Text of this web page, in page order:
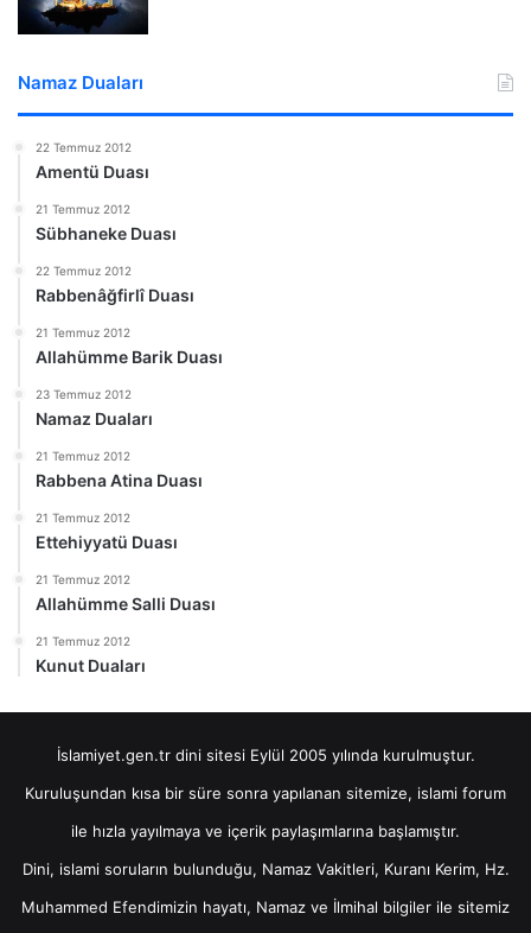
Namaz Duaları
22 Temmuz 2012
Amentü Duası
21 Temmuz 2012
Sübhaneke Duası
22 Temmuz 2012
Rabbenâğfirlî Duası
21 Temmuz 2012
Allahümme Barik Duası
23 Temmuz 2012
Namaz Duaları
21 Temmuz 2012
Rabbena Atina Duası
21 Temmuz 2012
Ettehiyyatü Duası
21 Temmuz 2012
Allahümme Salli Duası
21 Temmuz 2012
Kunut Duaları
İslamiyet.gen.tr dini sitesi Eylül 2005 yılında kurulmuştur.
Kuruluşundan kısa bir süre sonra yapılanan sitemize, islami forum
ile hızla yayılmaya ve içerik paylaşımlarına başlamıştır.
Dini, islami soruların bulunduğu, Namaz Vakitleri, Kuranı Kerim, Hz.
Muhammed Efendimizin hayatı, Namaz ve İlmihal bilgiler ile sitemiz